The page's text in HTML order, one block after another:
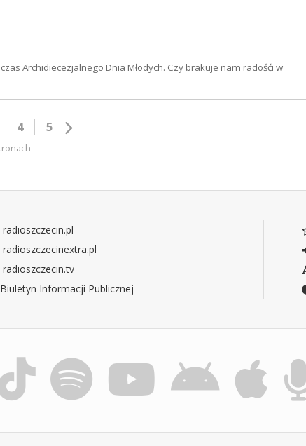
Archidiecezjalnego Dnia Młodych. Czy brakuje nam radośći w
4 5
radioszczecin.pl
radioszczecinextra.pl
radioszczecin.tv
Biuletyn Informacji Publicznej